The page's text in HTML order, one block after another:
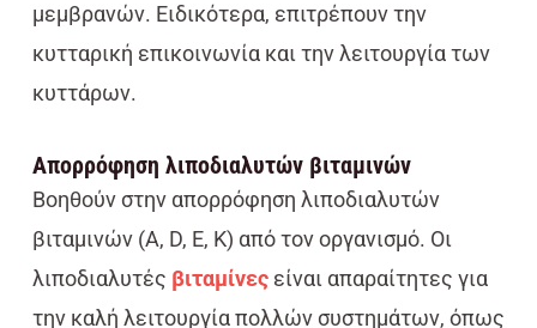
μεμβρανών. Ειδικότερα, επιτρέπουν την
κυτταρική επικοινωνία και την λειτουργία των
κυττάρων.
Απορρόφηση λιποδιαλυτών βιταμινών
Βοηθούν στην απορρόφηση λιποδιαλυτών
βιταμινών (A, D, E, K) από τον οργανισμό. Οι
λιποδιαλυτές βιταμίνεςείναι απαραίτητες για
την καλή λειτουργία πολλών συστημάτων, όπως